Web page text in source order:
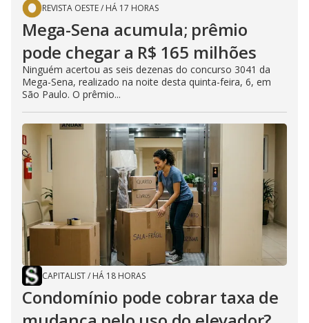
REVISTA OESTE/ HÁ 17 HORAS
Mega-Sena acumula; prêmio
pode chegar a R$ 165 milhões
Ninguém acertou as seis dezenas do concurso 3041 da
Mega-Sena, realizado na noite desta quinta-feira, 6, em
São Paulo. O prêmio...
CAPITALIST/ HÁ 18 HORAS
Condomínio pode cobrar taxa de